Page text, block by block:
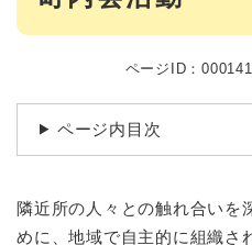
ページID：
ページ内目次
隣近所の人々との触れ合いを
めに、地域で自主的に組織さ